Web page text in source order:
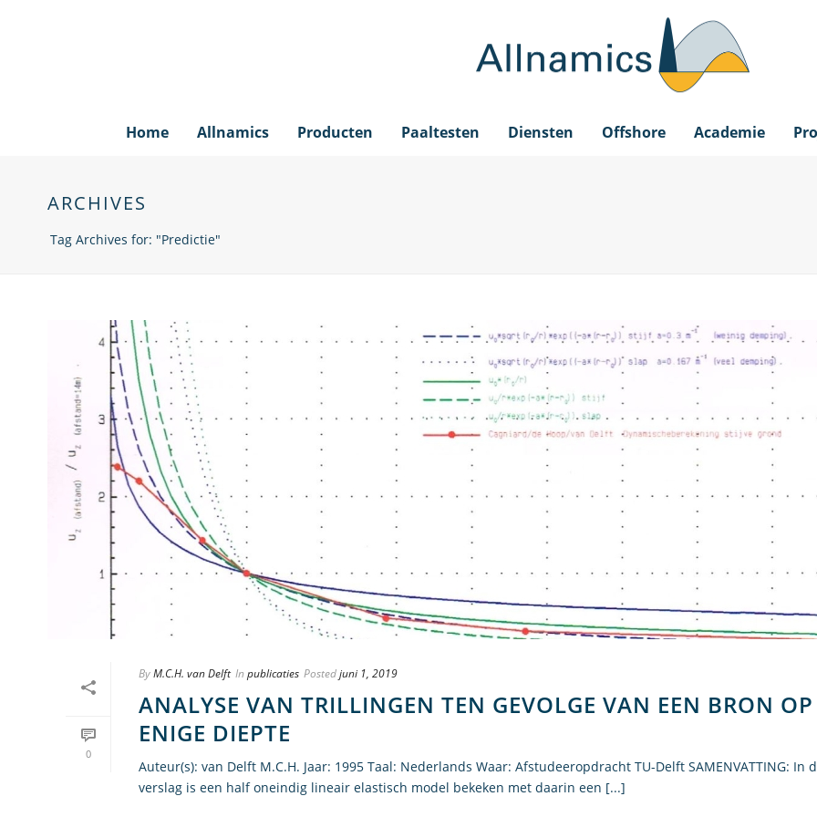
Home Allnamics Producten Paaltesten Diensten Offshore Academie
ARCHIVES
Tag Archives for: "Predictie"
0
ByM.C.H. van Delft In publicaties Postedjuni 1, 2019
ANALYSE VAN TRILLINGEN TEN GEVOLGE VAN EEN BRON OP
ENIGE DIEPTE
Auteur(s): van Delft M.C.H. Jaar: 1995 Taal: Nederlands Waar: Afstudeeropdracht TU-Delft SAMENVATTING: In
verslag is een half oneindig lineair elastisch model bekeken met daarin een [...]